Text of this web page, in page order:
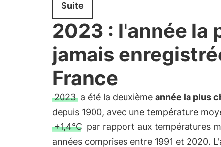
Suite
2023 : l'année la
jamais
France
2023a été la deuxième année la plus
depuis 1900, avec une température
+1,4°C par rapport aux températures
années comprises entre 1991 et 2020.